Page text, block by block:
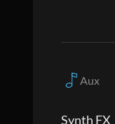
Aux
Synth FX